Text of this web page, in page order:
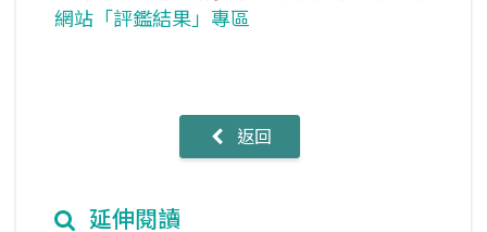
網站「評鑑結果」專區
返回
延伸閱讀